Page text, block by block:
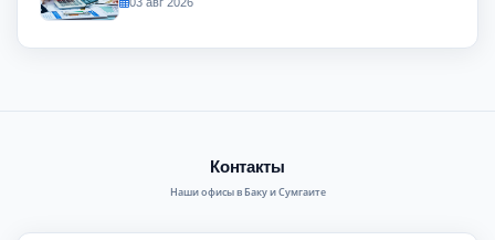
Контакты
Наши офисы в Баку и Сумгаите